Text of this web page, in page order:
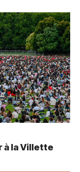
à la Villette